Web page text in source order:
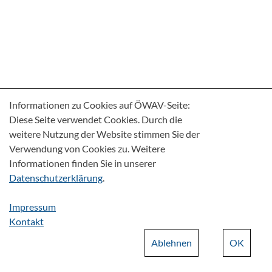
Informationen zu Cookies auf ÖWAV-Seite:
Diese Seite verwendet Cookies. Durch die
weitere Nutzung der Website stimmen Sie der
Verwendung von Cookies zu. Weitere
Informationen finden Sie in unserer
Datenschutzerklärung.
Impressum
Kontakt
OK
Ablehnen